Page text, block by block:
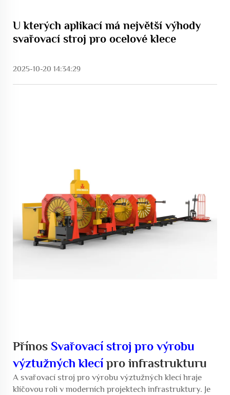
U kterých aplikací má největší výhody
svařovací stroj pro ocelové klece
2025-10-20 14:34:29
Přínos Svařovací stroj pro výrobu
výztužných klecí pro infrastrukturu
A svařovací stroj pro výrobu výztužných klecíhraje
klíčovou roli v moderních projektech infrastruktury. Je